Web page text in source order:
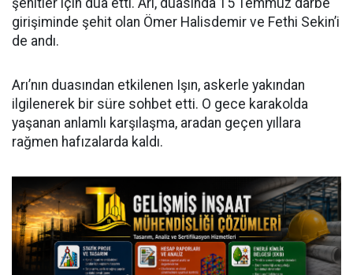
şehitler için dua etti. Arı, duasında 15 Temmuz darbe
girişiminde şehit olan Ömer Halisdemir ve Fethi Sekin’i
de andı.
Arı’nın duasından etkilenen Işın, askerle yakından
ilgilenerek bir süre sohbet etti. O gece karakolda
yaşanan anlamlı karşılaşma, aradan geçen yıllara
rağmen hafızalarda kaldı.